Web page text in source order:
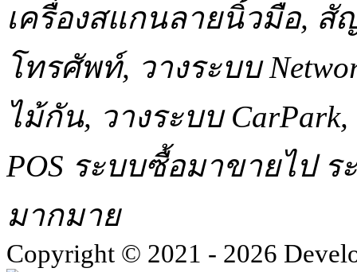
เครื่องสแกนลายนิ้วมือ,
โทรศัพท์, วางระบบ
ไม้กัน, วางระบบ
POS ระบบซื้อมาขายไป ร
มากมาย
Copyright © 2021 - 2026